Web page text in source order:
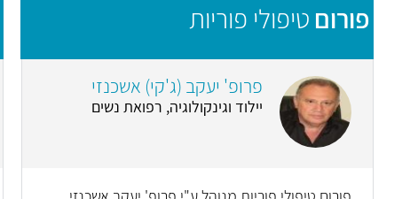
פורום טיפולי פוריות
פרופ' יעקב (ג'קי) אשכנזי
יילוד וגינקולוגיה, רפואת נשים